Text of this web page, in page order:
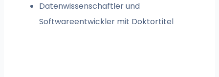
Datenwissenschaftler und
Softwareentwickler mit Doktortitel